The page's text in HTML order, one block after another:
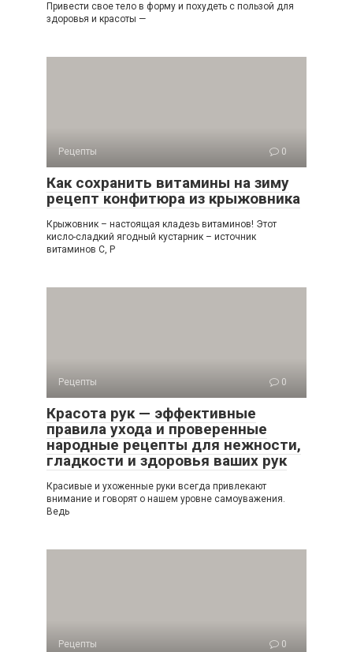
Привести свое тело в форму и похудеть с пользой для
здоровья и красоты —
Рецепты 0
Как сохранить витамины на зиму
рецепт конфитюра из крыжовника
Крыжовник – настоящая кладезь витаминов! Этот
кисло-сладкий ягодный кустарник – источник
витаминов С, Р
Рецепты 0
Красота рук — эффективные
правила ухода и проверенные
народные рецепты для нежности,
гладкости и здоровья ваших рук
Красивые и ухоженные руки всегда привлекают
внимание и говорят о нашем уровне самоуважения.
Ведь
Рецепты 0